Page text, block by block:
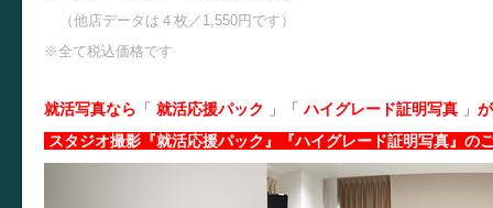
（他店データは４枚／1,550円です）
※全て税込価格です
就活写真なら 「 就活応援パック 」 「ハイグレード証明写真 」
スタジオ撮影『就活応援パック』『ハイグレード証明写真』の